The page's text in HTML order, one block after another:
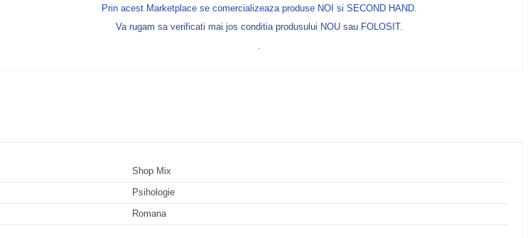
Prin acest Marketplace se comercializeaza produse NOI si SECOND HAND.
Va rugam sa verificati mai jos conditia produsului NOU sau FOLOSIT.
Shop Mix
Psihologie
Romana